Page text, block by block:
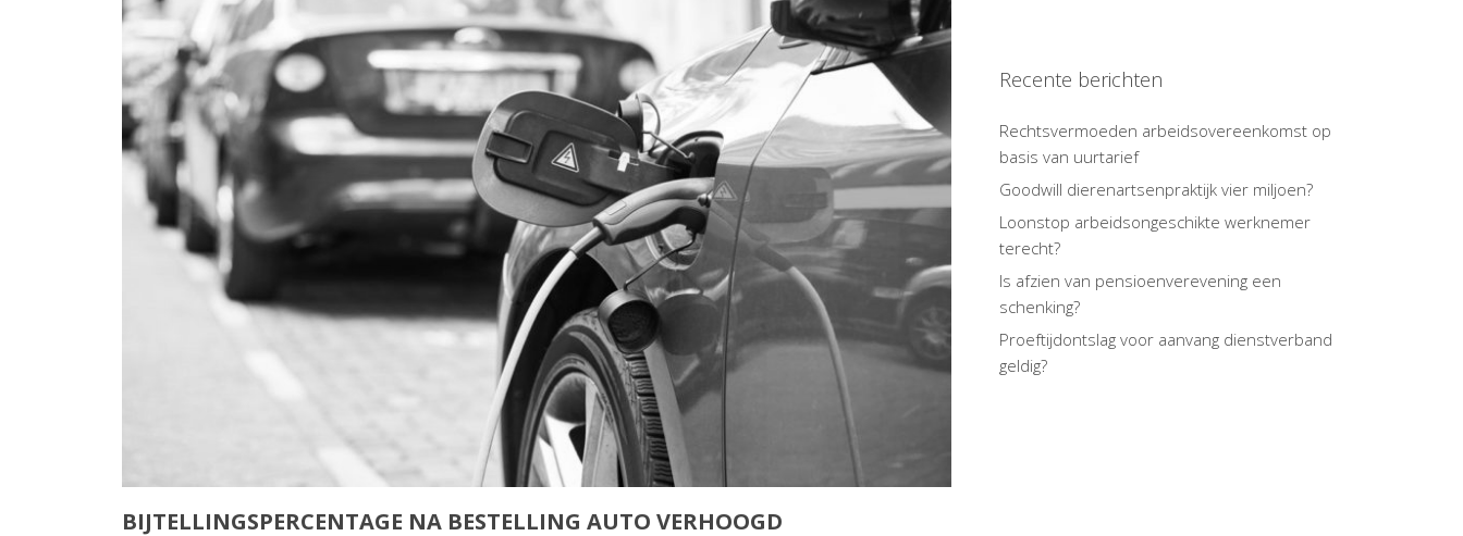
BIJTELLINGSPERCENTAGE NA BESTELLING AUTO VERHOOGD
Recente berichten
Rechtsvermoeden arbeidsovereenkomst op
basis van uurtarief
Goodwill dierenartsenpraktijk vier miljoen?
Loonstop arbeidsongeschikte werknemer
terecht?
Is afzien van pensioenverevening een
schenking?
Proeftijdontslag voor aanvang dienstverband
geldig?